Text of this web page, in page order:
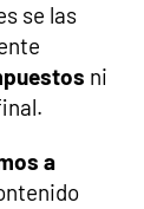
se las
ni
a